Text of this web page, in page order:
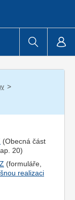
/
(Obecná část
20)
(formuláře,
realizaci